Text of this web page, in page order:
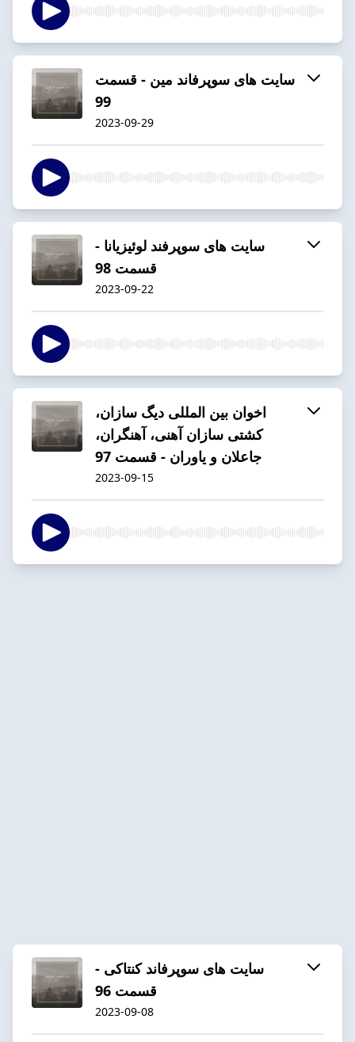
سایت های سوپرفاند مین - قسمت
99
2023-09-29
سایت های سوپرفند لوئیزیانا -
قسمت 98
2023-09-22
اخوان بین المللی دیگ سازان،
کشتی سازان آهنی، آهنگران،
جاعلان و یاوران - قسمت 97
2023-09-15
سایت های سوپرفاند کنتاکی -
قسمت 96
2023-09-08